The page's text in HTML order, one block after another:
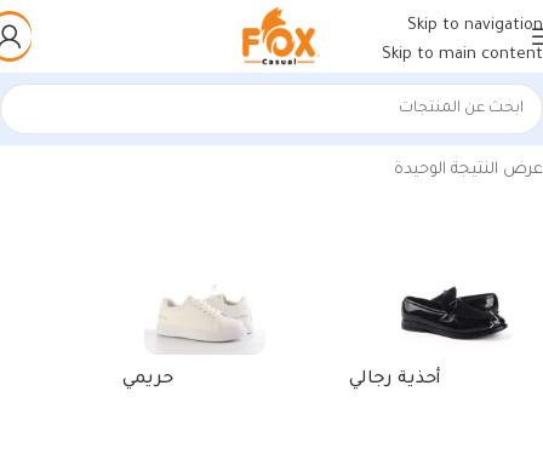
Skip to navigation
Skip to main content
الرئيسية/منتجات تحت الوسم “card holder wallet nz”
عرض النتيجة الوحيدة
أحذية رجالي حريمي